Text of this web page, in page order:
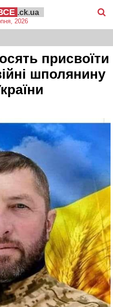
.ck.ua
2026
присвоїти
шполянину